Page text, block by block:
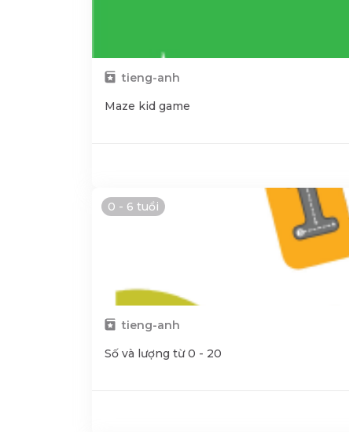
tieng-anh
Maze kid game
0 - 6 tuổi
tieng-anh
Số và lượng từ 0 - 20